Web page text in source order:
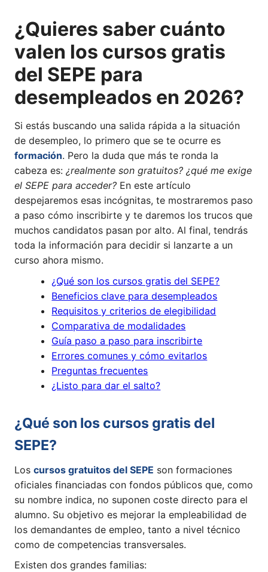
¿Quieres saber cuánto
valen los cursos gratis
del SEPE para
desempleados en 2026?
Si estás buscando una salida rápida a la situación
de desempleo, lo primero que se te ocurre es
formación. Pero la duda que más te ronda la
cabeza es: ¿realmente son gratuitos? ¿qué me exige
el SEPE para acceder? En este artículo
despejaremos esas incógnitas, te mostraremos paso
a paso cómo inscribirte y te daremos los trucos que
muchos candidatos pasan por alto. Al final, tendrás
toda la información para decidir si lanzarte a un
curso ahora mismo.
¿Qué son los cursos gratis del SEPE?
Beneficios clave para desempleados
Requisitos y criterios de elegibilidad
Comparativa de modalidades
Guía paso a paso para inscribirte
Errores comunes y cómo evitarlos
Preguntas frecuentes
¿Listo para dar el salto?
¿Qué son los cursos gratis del
SEPE?
Los cursos gratuitos del SEPE son formaciones
oficiales financiadas con fondos públicos que, como
su nombre indica, no suponen coste directo para el
alumno. Su objetivo es mejorar la empleabilidad de
los demandantes de empleo, tanto a nivel técnico
como de competencias transversales.
Existen dos grandes familias: